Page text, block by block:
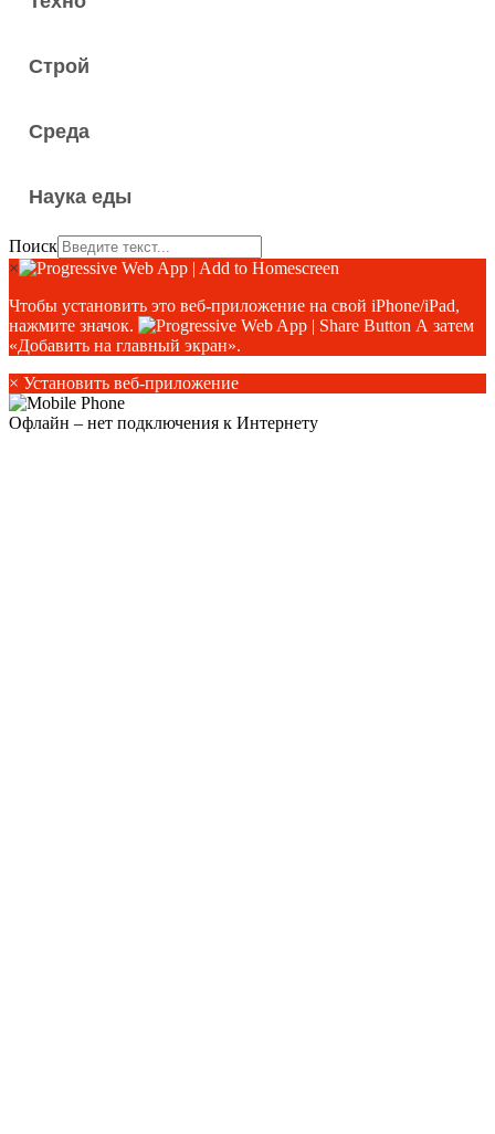
Строй
Среда
Наука еды
Поиск
×
Чтобы установить это веб-приложение на свой iPhone/iPad,
нажмите значок.
А затем
«Добавить на главный экран».
× Установить веб-приложение
Офлайн – нет подключения к Интернету